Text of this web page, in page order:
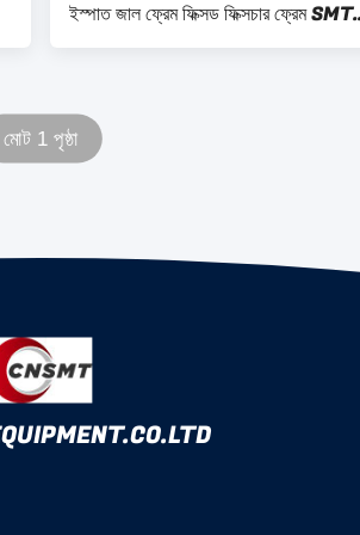
ইস্পাত জাল ফ্রেম ফিক্সড ফিক্সচার ফ্রেম SMT
রূপান্তরকারী বায়ুসংক্রান্ত ইস্পাত জাল অ্যাডাপ্ট
মোট 1 পৃষ্ঠা